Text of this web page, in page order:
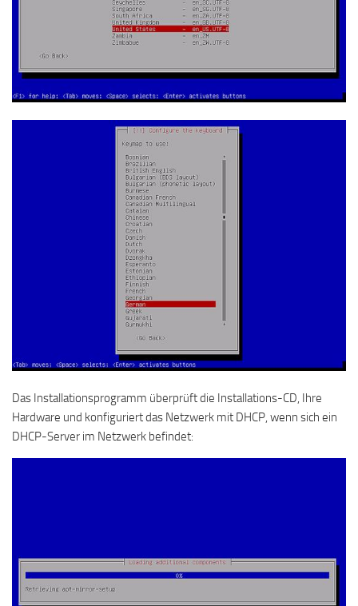
Das Installationsprogramm überprüft die Installations-CD, Ihre
Hardware und konfiguriert das Netzwerk mit DHCP, wenn sich ein
DHCP-Server im Netzwerk befindet: